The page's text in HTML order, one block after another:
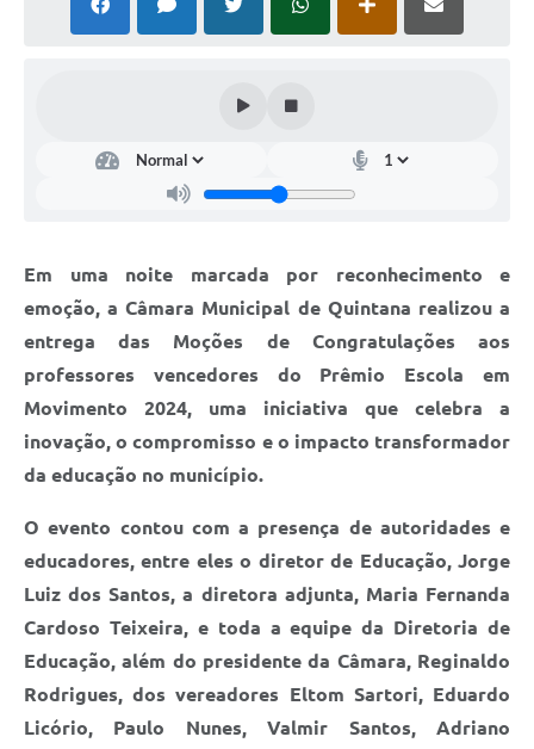
Carta de Serviços
Em uma noite marcada por reconhecimento e
emoção, a Câmara Municipal de Quintana realizou a
entrega das Moções de Congratulações aos
professores vencedores do Prêmio Escola em
Movimento 2024, uma iniciativa que celebra a
inovação, o compromisso e o impacto transformador
da educação no município.
O evento contou com a presença de autoridades e
educadores, entre eles o diretor de Educação, Jorge
Luiz dos Santos, a diretora adjunta, Maria Fernanda
Cardoso Teixeira, e toda a equipe da Diretoria de
Educação, além do presidente da Câmara, Reginaldo
Rodrigues, dos vereadores Eltom Sartori, Eduardo
Licório, Paulo Nunes, Valmir Santos, Adriano